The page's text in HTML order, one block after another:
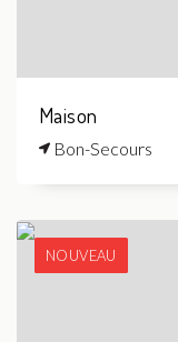
Maison
Bon-Secours
NOUVEAU